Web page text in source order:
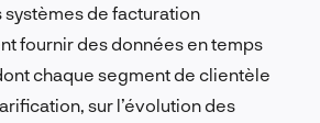
systèmes de facturation
fournir des données en temps
chaque segment de clientèle
sur l’évolution des